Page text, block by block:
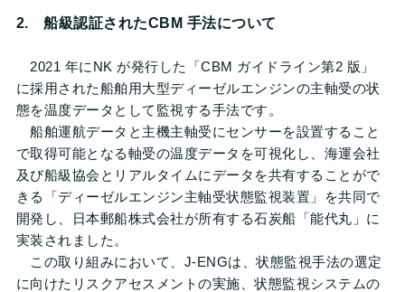
2. 船級認証されたCBM ⼿法について
2021 年にNK が発⾏した「CBM ガイドライン第2 版」
に採⽤された船舶⽤⼤型ディーゼルエンジンの主軸受の状
態を温度データとして監視する⼿法です。
船舶運航データと主機主軸受にセンサーを設置すること
で取得可能となる軸受の温度データを可視化し、海運会社
及び船級協会とリアルタイムにデータを共有することがで
きる「ディーゼルエンジン主軸受状態監視装置」を共同で
開発し、⽇本郵船株式会社が所有する⽯炭船「能代丸」に
実装されました。
この取り組みにおいて、J-ENGは、状態監視手法の選定
に向けたリスクアセスメントの実施、状態監視システムの